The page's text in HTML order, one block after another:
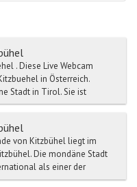
. Diese Live Webcam
in Österreich.
Stadt in Tirol. Sie ist
von Kitzbühel liegt im
Die mondäne Stadt
als einer der